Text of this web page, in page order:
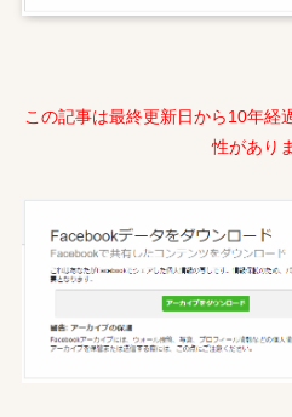
この記事は最終更新日から10年経
性があり